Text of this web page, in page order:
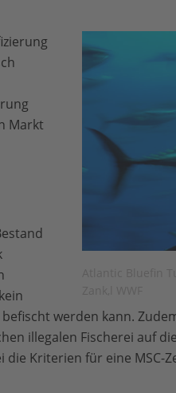
Markt
werden kann.
illegalen Fischerei auf
Kriterien für eine MSC-